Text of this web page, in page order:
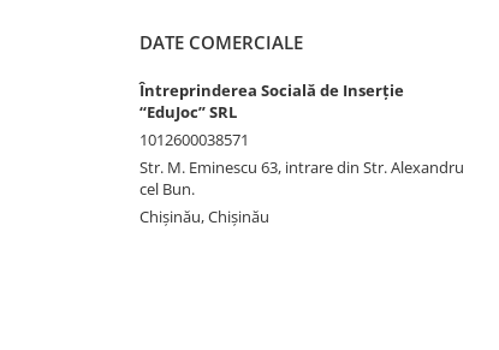
DATE COMERCIALE
Întreprinderea Socială de Inserție
“EduJoc” SRL
1012600038571
Str. M. Eminescu 63, intrare din Str. Alexandru
cel Bun.
Chișinău, Chișinău